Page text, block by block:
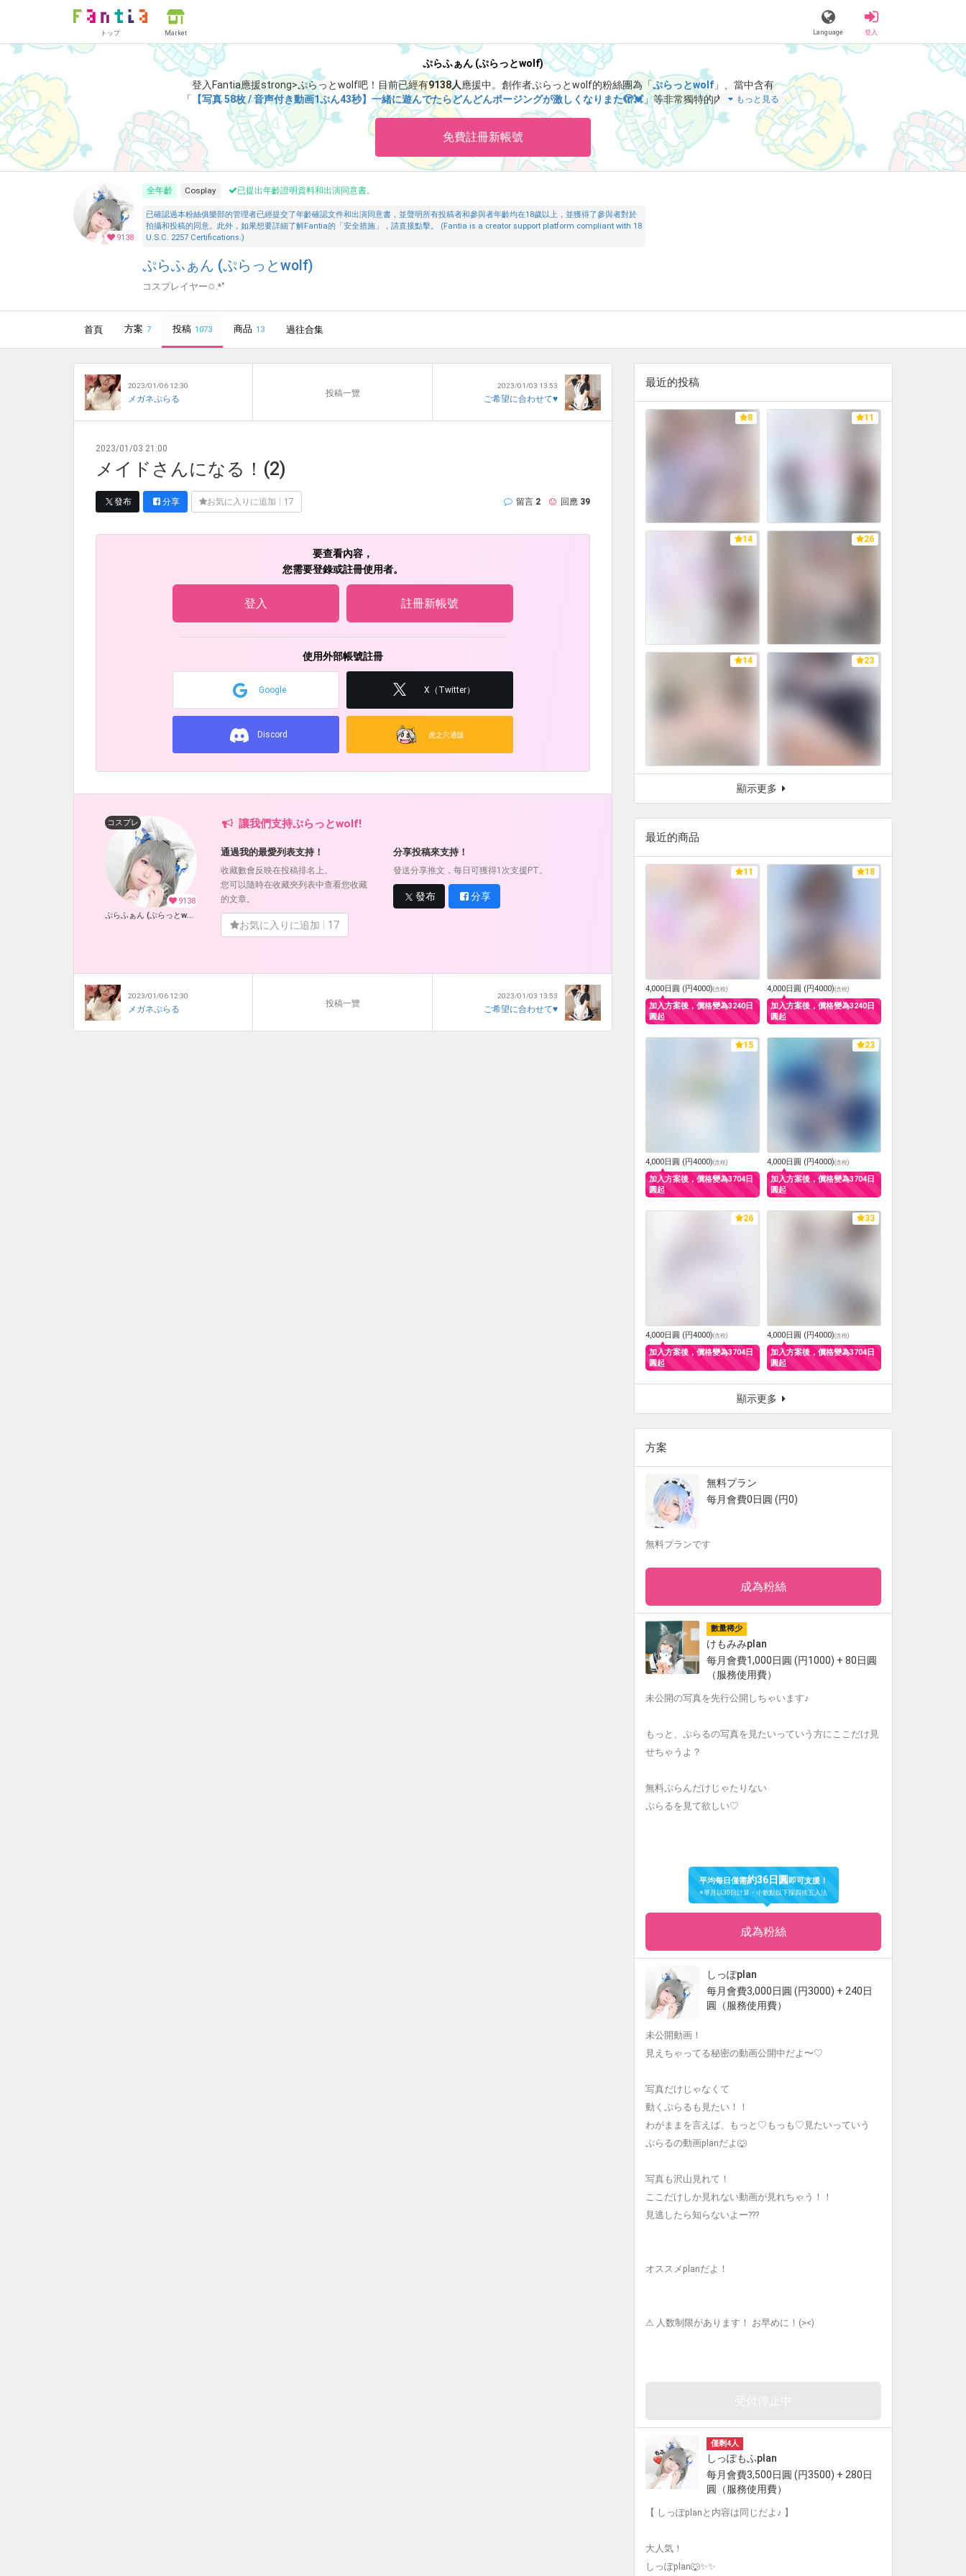
トップ Market Language 登入
ぷらふぁん (ぷらっとwolf)
登入Fantia應援strong>ぷらっとwolf吧！ 目前已經有9138人 應援中。 創作者ぷらっとwolf的粉絲團為「ぷらっとwolf 」、當中含有
「
【写真 58枚 / 音声付き動画1ぷん43秒】一緒に遊んでたらどんどんポージングが激しくなりまた🫣💓」等非常獨特的內容滿足您的視
覺感官享受。
もっと見る
免費註冊新帳號
9138
全年齡 Cosplay 已提出年齡證明資料和出演同意書。
已確認過本粉絲俱樂部的管理者已經提交了年齡確認文件和出演同意書，並聲明所有投稿者和參與者年齡均在18歲以上，並獲得了參與者對於
拍攝和投稿的同意。此外，如果想要詳細了解Fantia的「安全措施」，請直接點擊。 (Fantia is a creator support platform compliant with 18
U.S.C. 2257 Certifications.)
ぷらふぁん (ぷらっとwolf)
コスプレイヤー✩.*˚
首頁 方案 7 投稿 1073 商品 13 過往合集
2023/01/06 12:30
メガネぷらる
投稿一覽
2023/01/03 13:53
ご希望に合わせて♥
2023/01/03 21:00
メイドさんになる！(2)
發布 分享 お気に入りに追加 17 留言 2 回應 39
要查看內容，
您需要登錄或註冊使用者。
登入 註冊新帳號
使用外部帳號註冊
Google X（Twitter）
Discord 虎之穴通販
9138
コスプレ
ぷらふぁん (ぷらっとwolf)
讓我們支持ぷらっとwolf!
通過我的最愛列表支持！
收藏數會反映在投稿排名上。
您可以隨時在收藏夾列表中查看您收藏
的文章。
お気に入りに追加 17
分享投稿來支持！
發送分享推文，每日可獲得1次支援PT。
發布 分享
2023/01/06 12:30
メガネぷらる
投稿一覽
2023/01/03 13:53
ご希望に合わせて♥
最近的投稿
8 11
14 26
14 23
顯示更多
最近的商品
11
4,000日圓 (円4000)(含稅)
加入方案後，價格變為3240日
圓起
18
4,000日圓 (円4000)(含稅)
加入方案後，價格變為3240日
圓起
15
4,000日圓 (円4000)(含稅)
加入方案後，價格變為3704日
圓起
23
4,000日圓 (円4000)(含稅)
加入方案後，價格變為3704日
圓起
26
4,000日圓 (円4000)(含稅)
加入方案後，價格變為3704日
圓起
33
4,000日圓 (円4000)(含稅)
加入方案後，價格變為3704日
圓起
顯示更多
方案
無料プラン
每月會費0日圓 (円0)
無料プランです
成為粉絲
數量稀少
けもみみplan
每月會費1,000日圓 (円1000) + 80日圓
（服務使用費）
未公開の写真を先行公開しちゃいます♪
もっと、ぷらるの写真を見たいっていう方にここだけ見
せちゃうよ？
無料ぷらんだけじゃたりない
ぷらるを見て欲しい♡
平均每日僅需約36日圓即可支援！
※單月以30日計算・小數點以下採四捨五入法
成為粉絲
しっぽplan
每月會費3,000日圓 (円3000) + 240日
圓（服務使用費）
未公開動画！
見えちゃってる秘密の動画公開中だよ〜♡
写真だけじゃなくて
動くぷらるも見たい！！
わがままを言えば、もっと♡もっも♡見たいっていう
ぷらるの動画planだよ🐺
写真も沢山見れて！
ここだけしか見れない動画が見れちゃう！！
見逃したら知らないよー???
オススメplanだよ！
⚠︎ 人数制限があります！ お早めに！(><)
僅剩4人
しっぽもふplan
每月會費3,500日圓 (円3500) + 280日
圓（服務使用費）
【 しっぽplanと内容は同じだよ♪ 】
大人気！
しっぽplan🐺✨✨